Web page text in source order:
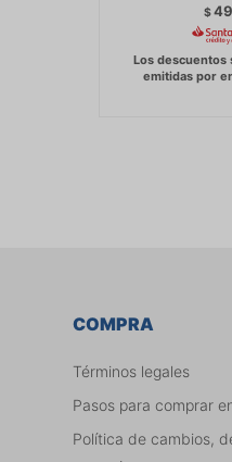
$
COMPRA
Términos legales
Pasos para comprar
Política de cambios,